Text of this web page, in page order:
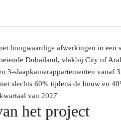
hoogwaardige afwerkingen in een
Dubailand, vlakbij City of
3-slaapkamerappartementen vanaf
slechts 60% tijdens de bouw en
van 2027
het project